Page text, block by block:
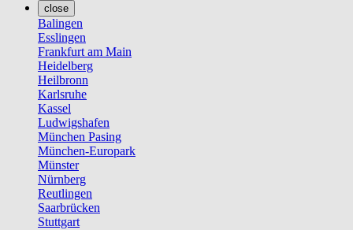
close
Balingen
Esslingen
Frankfurt am Main
Heidelberg
Heilbronn
Karlsruhe
Kassel
Ludwigshafen
München Pasing
München-Europark
Münster
Nürnberg
Reutlingen
Saarbrücken
Stuttgart